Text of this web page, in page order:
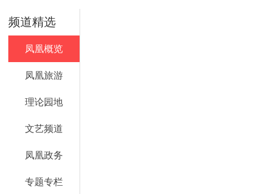
频道精选
凤凰概览
凤凰旅游
理论园地
文艺频道
凤凰政务
专题专栏